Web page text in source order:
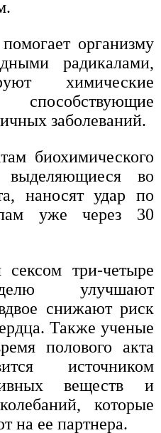
организму
радикалами,
химические
заболеваний.
биохимического
выделяющиеся во
наносят удар по
уже через 30
три-четыре
улучшают
снижают риск
Также ученые
полового акта
источником
веществ и
которые
на ее партнера.